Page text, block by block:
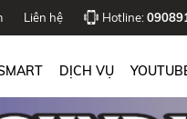
Liên hệ Hotline:
DỊCH VỤ